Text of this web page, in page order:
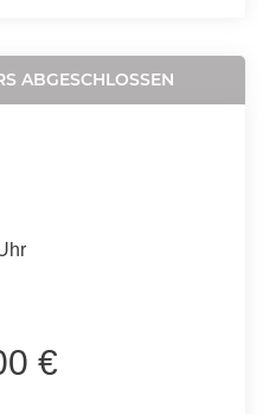
ABGESCHLOSSEN
€